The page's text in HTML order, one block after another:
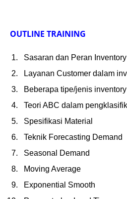
OUTLINE TRAINING
Sasaran dan Peran
Layanan Customer dalam
Beberapa tipe/jenis inventory
Teori ABC dalam
Spesifikasi Material
Teknik Forecasting Demand
Seasonal Demand
Moving Average
Exponential Smooth